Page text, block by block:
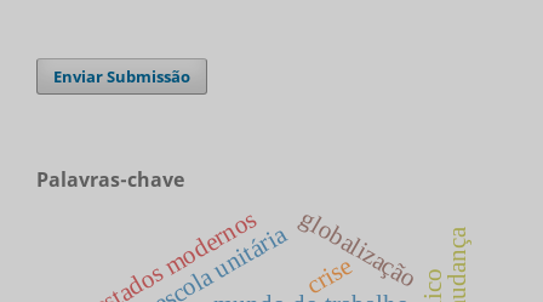
Enviar Submissão
Palavras-chave
crise mudança
estados modernos globalização
escola unitária